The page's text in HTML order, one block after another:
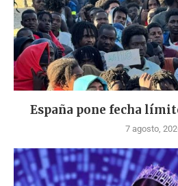
España pone fecha
7 agosto,